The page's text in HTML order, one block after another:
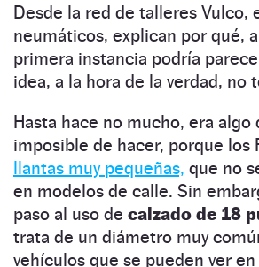
Desde la red de talleres Vulco,
neumáticos, explican por qué,
primera instancia podría
idea, a la hora de la verdad, no
Hasta hace no mucho, era
imposible de hacer, porque los
llantas muy pequeñas, que no
en modelos de calle. Sin
paso al uso de calzado de 18
trata de un diámetro muy
vehículos que se pueden ver